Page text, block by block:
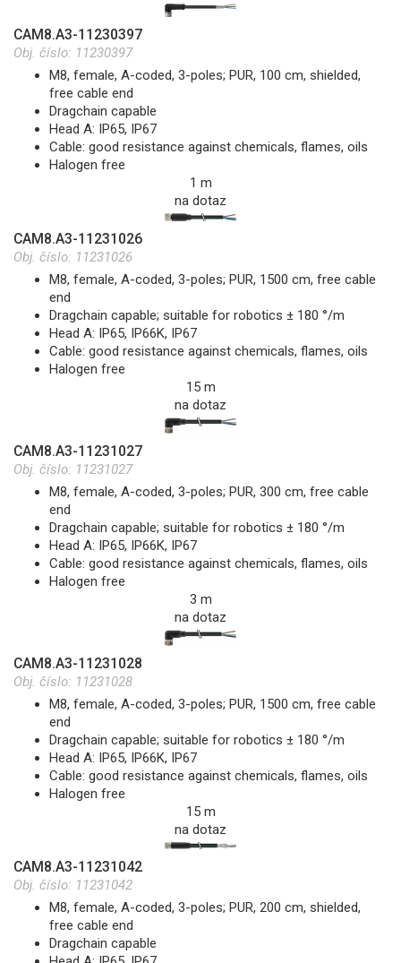
CAM8.A3-11230397
Obj. číslo: 11230397
M8, female, A-coded, 3-poles; PUR, 100 cm, shielded,
free cable end
Dragchain capable
Head A: IP65, IP67
Cable: good resistance against chemicals, flames, oils
Halogen free
1 m
na dotaz
CAM8.A3-11231026
Obj. číslo: 11231026
M8, female, A-coded, 3-poles; PUR, 1500 cm, free cable
end
Dragchain capable; suitable for robotics ± 180 °/m
Head A: IP65, IP66K, IP67
Cable: good resistance against chemicals, flames, oils
Halogen free
15 m
na dotaz
CAM8.A3-11231027
Obj. číslo: 11231027
M8, female, A-coded, 3-poles; PUR, 300 cm, free cable
end
Dragchain capable; suitable for robotics ± 180 °/m
Head A: IP65, IP66K, IP67
Cable: good resistance against chemicals, flames, oils
Halogen free
3 m
na dotaz
CAM8.A3-11231028
Obj. číslo: 11231028
M8, female, A-coded, 3-poles; PUR, 1500 cm, free cable
end
Dragchain capable; suitable for robotics ± 180 °/m
Head A: IP65, IP66K, IP67
Cable: good resistance against chemicals, flames, oils
Halogen free
15 m
na dotaz
CAM8.A3-11231042
Obj. číslo: 11231042
M8, female, A-coded, 3-poles; PUR, 200 cm, shielded,
free cable end
Dragchain capable